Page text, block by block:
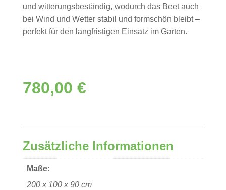
und witterungsbeständig, wodurch das Beet auch
bei Wind und Wetter stabil und formschön bleibt –
perfekt für den langfristigen Einsatz im Garten.
780,00 €
Zusätzliche Informationen
Maße:
200 x 100 x 90 cm